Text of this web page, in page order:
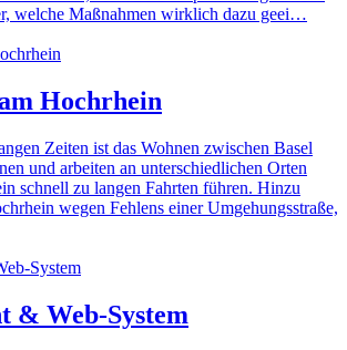
welche Maßnahmen wirklich dazu geei…
Hochrhein
Zeiten ist das Wohnen zwischen Basel
und arbeiten an unterschiedlichen Orten
schnell zu langen Fahrten führen. Hinzu
wegen Fehlens einer Umgehungsstraße,
& Web-System